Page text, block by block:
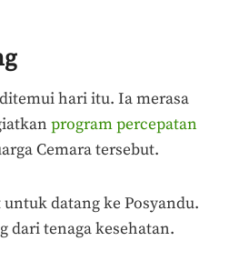
hari itu. Ia merasa
program percepatan
Cemara tersebut.
datang ke Posyandu.
dari tenaga kesehatan.